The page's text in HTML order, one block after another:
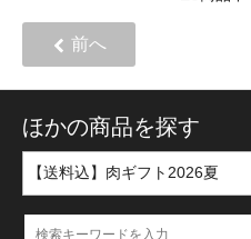
前へ
ほかの商品を探す